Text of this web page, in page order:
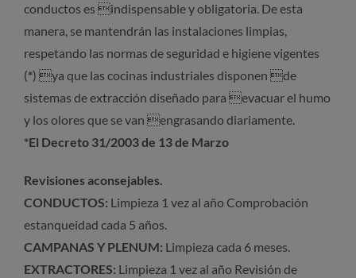
conductos es indispensable y obligatoria. De esta
manera, se mantendrán las instalaciones limpias,
respetando las normas de seguridad e higiene vigentes
(*) ya que las cocinas industriales disponen de
sistemas de extracción diseñado para evacuar el humo
y los olores que se van engrasando diariamente.
*El Decreto 31/2003 de 13 de Marzo
Revisiones aconsejables.
CONDUCTOS: Limpieza 1 vez al año Comprobación
estanqueidad cada 5 años.
CAMPANAS Y PLENUM: Limpieza cada 6 meses.
EXTRACTORES: Limpieza 1 vez al año Revisión de